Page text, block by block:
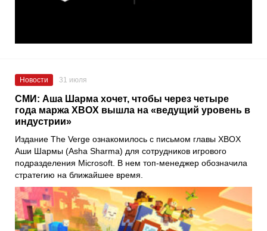
Новости 31 июля
СМИ: Аша Шарма хочет, чтобы через четыре
года маржа XBOX вышла на «ведущий уровень в
индустрии»
Издание The Verge ознакомилось с письмом главы XBOX
Аши Шармы (Asha Sharma) для сотрудников игрового
подразделения Microsoft. В нем топ-менеджер обозначила
стратегию на ближайшее время.